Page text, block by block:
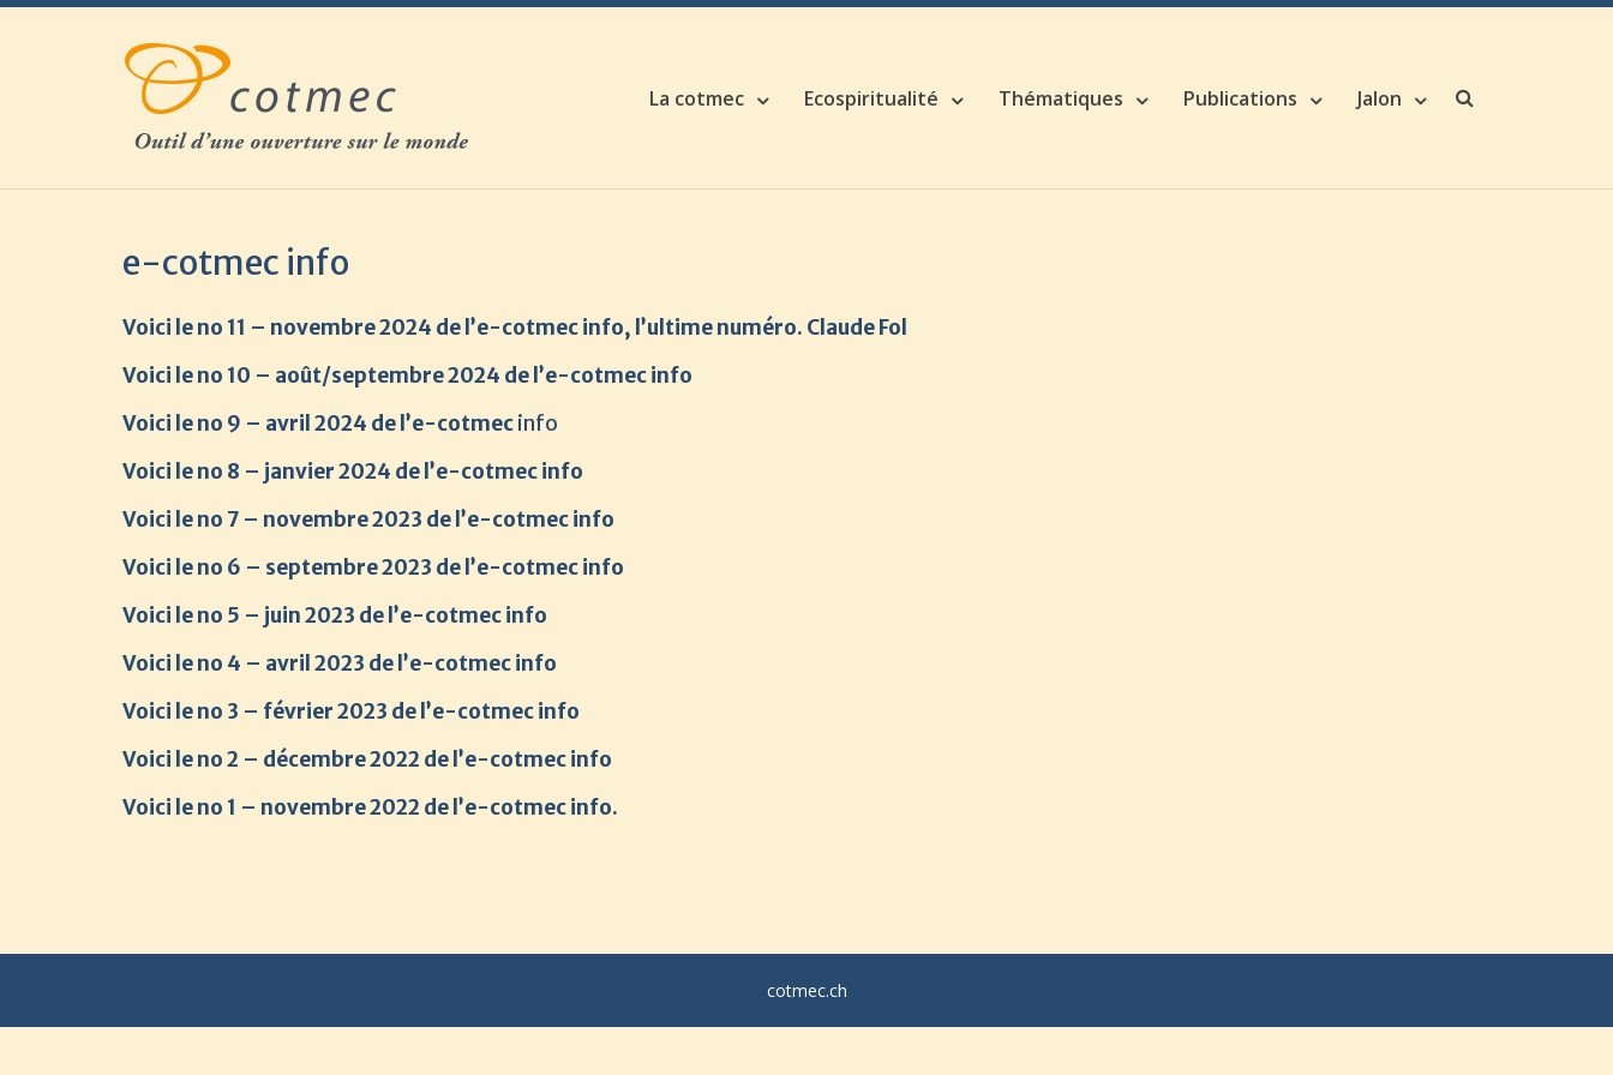
Skip
La cotmec Ecospiritualité Thématiques Publications Jalon
e-cotmec info
Voici le no 11 – novembre 2024 de l’e-cotmec info, l’ultime numéro. Claude Fol
Voici le no 10 – août/septembre 2024 de l’e-cotmec info
Voici le no 9 – avril 2024 de l’e-cotmecinfo
Voici le no 8 – janvier 2024 de l’e-cotmec info
Voici le no 7 – novembre 2023 de l’e-cotmec info
Voici le no 6 – septembre 2023 de l’e-cotmec info
Voici le no 5 – juin 2023 de l’e-cotmec info
Voici le no 4 – avril 2023 de l’e-cotmec info
Voici le no 3 – février 2023 de l’e-cotmec info
Voici le no 2 – décembre 2022 de l’e-cotmec info
Voici le no 1 – novembre 2022 de l’e-cotmec info.
cotmec.ch